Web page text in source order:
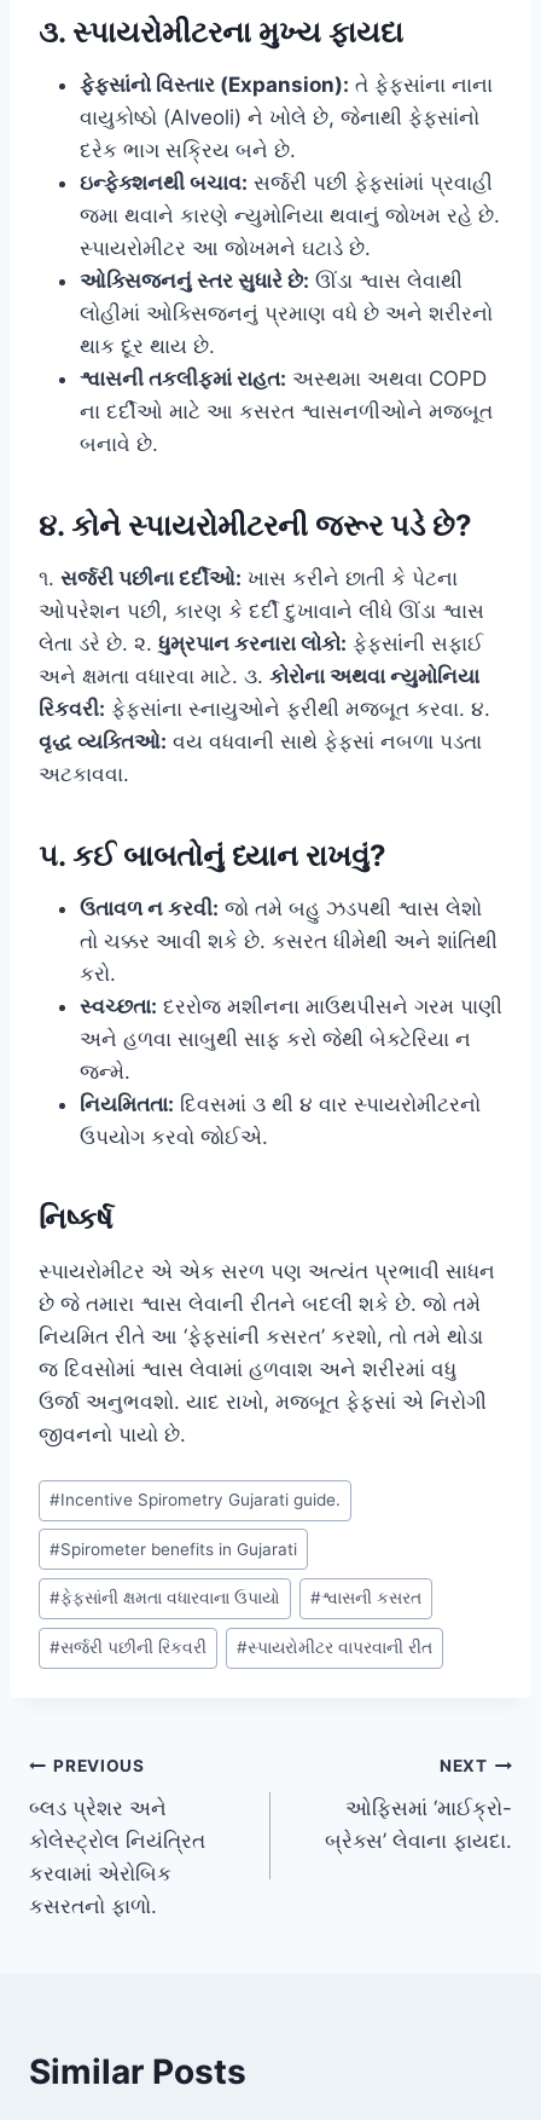
૩. સ્પાયરોમીટરના મુખ્ય ફાયદા
ફેફસાંનો વિસ્તાર (Expansion): તે ફેફસાંના નાના
વાયુકોષ્ઠો (Alveoli) ને ખોલે છે, જેનાથી ફેફસાંનો
દરેક ભાગ સક્રિય બને છે.
ઇન્ફેક્શનથી બચાવ: સર્જરી પછી ફેફસાંમાં પ્રવાહી
જમા થવાને કારણે ન્યુમોનિયા થવાનું જોખમ રહે છે.
સ્પાયરોમીટર આ જોખમને ઘટાડે છે.
ઓક્સિજનનું સ્તર સુધારે છે: ઊંડા શ્વાસ લેવાથી
લોહીમાં ઓક્સિજનનું પ્રમાણ વધે છે અને શરીરનો
થાક દૂર થાય છે.
શ્વાસની તકલીફમાં રાહત: અસ્થમા અથવા COPD
ના દર્દીઓ માટે આ કસરત શ્વાસનળીઓને મજબૂત
બનાવે છે.
૪. કોને સ્પાયરોમીટરની જરૂર પડે છે?
૧. સર્જરી પછીના દર્દીઓ: ખાસ કરીને છાતી કે પેટના
ઓપરેશન પછી, કારણ કે દર્દી દુખાવાને લીધે ઊંડા શ્વાસ
લેતા ડરે છે. ૨. ધુમ્રપાન કરનારા લોકો: ફેફસાંની સફાઈ
અને ક્ષમતા વધારવા માટે. ૩. કોરોના અથવા ન્યુમોનિયા
રિકવરી: ફેફસાંના સ્નાયુઓને ફરીથી મજબૂત કરવા. ૪.
વૃદ્ધ વ્યક્તિઓ: વય વધવાની સાથે ફેફસાં નબળા પડતા
અટકાવવા.
૫. કઈ બાબતોનું ધ્યાન રાખવું?
ઉતાવળ ન કરવી: જો તમે બહુ ઝડપથી શ્વાસ લેશો
તો ચક્કર આવી શકે છે. કસરત ધીમેથી અને શાંતિથી
કરો.
સ્વચ્છતા: દરરોજ મશીનના માઉથપીસને ગરમ પાણી
અને હળવા સાબુથી સાફ કરો જેથી બેક્ટેરિયા ન
જન્મે.
નિયમિતતા: દિવસમાં ૩ થી ૪ વાર સ્પાયરોમીટરનો
ઉપયોગ કરવો જોઈએ.
નિષ્કર્ષ
સ્પાયરોમીટર એ એક સરળ પણ અત્યંત પ્રભાવી સાધન
છે જે તમારા શ્વાસ લેવાની રીતને બદલી શકે છે. જો તમે
નિયમિત રીતે આ ‘ફેફસાંની કસરત’ કરશો, તો તમે થોડા
જ દિવસોમાં શ્વાસ લેવામાં હળવાશ અને શરીરમાં વધુ
ઉર્જા અનુભવશો. યાદ રાખો, મજબૂત ફેફસાં એ નિરોગી
જીવનનો પાયો છે.
Post
Tags:
#Incentive Spirometry Gujarati guide.
#Spirometer benefits in Gujarati
#ફેફસાંની ક્ષમતા વધારવાના ઉપાયો #શ્વાસની કસરત
#સર્જરી પછીની રિકવરી #સ્પાયરોમીટર વાપરવાની રીત
Post
navigation
PREVIOUS
બ્લડ પ્રેશર અને
કોલેસ્ટ્રોલ નિયંત્રિત
કરવામાં એરોબિક
કસરતનો ફાળો.
NEXT
ઓફિસમાં ‘માઈક્રો-
બ્રેક્સ’ લેવાના ફાયદા.
Similar Posts